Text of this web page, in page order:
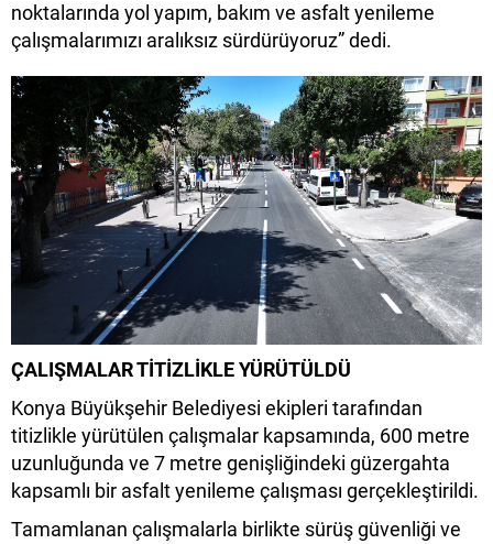
noktalarında yol yapım, bakım ve asfalt yenileme
çalışmalarımızı aralıksız sürdürüyoruz” dedi.
ÇALIŞMALAR TİTİZLİKLE YÜRÜTÜLDÜ
Konya Büyükşehir Belediyesi ekipleri tarafından
titizlikle yürütülen çalışmalar kapsamında, 600 metre
uzunluğunda ve 7 metre genişliğindeki güzergahta
kapsamlı bir asfalt yenileme çalışması gerçekleştirildi.
Tamamlanan çalışmalarla birlikte sürüş güvenliği ve